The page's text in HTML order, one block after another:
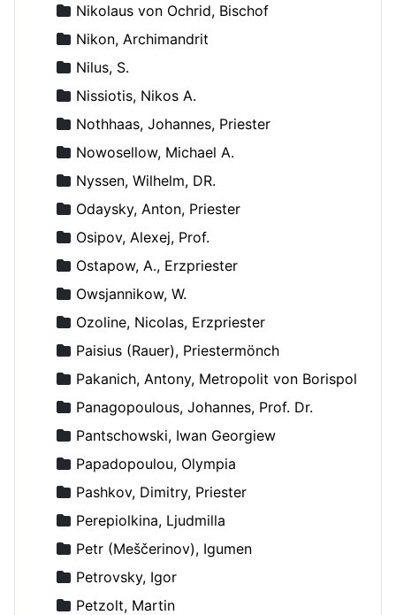
Nikolaus von Ochrid, Bischof
Nikon, Archimandrit
Nilus, S.
Nissiotis, Nikos A.
Nothhaas, Johannes, Priester
Nowosellow, Michael A.
Nyssen, Wilhelm, DR.
Odaysky, Anton, Priester
Osipov, Alexej, Prof.
Ostapow, A., Erzpriester
Owsjannikow, W.
Ozoline, Nicolas, Erzpriester
Paisius (Rauer), Priestermönch
Pakanich, Antony, Metropolit von Borispol
Panagopoulous, Johannes, Prof. Dr.
Pantschowski, Iwan Georgiew
Papadopoulou, Olympia
Pashkov, Dimitry, Priester
Perepiolkina, Ljudmilla
Petr (Meščerinov), Igumen
Petrovsky, Igor
Petzolt, Martin